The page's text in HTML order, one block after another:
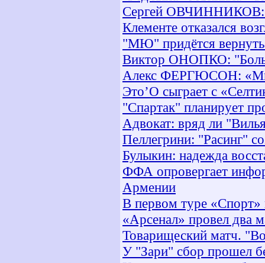
Сергей ОВЧИННИКОВ:
Клементе отказался
"МЮ" придётся
Виктор ОНОПКО:
Алекс ФЕРГЮСОН: «Мы
Это’О сыграет с
"Спартак" планирует
Адвокат: вряд ли
Пеллегрини: "Расинг"
Булыкин: надежда
ФФА опровергает
Армении
В первом туре
«Арсенал» провел два
Товарищеский матч.
У "Зари" сбор прошел